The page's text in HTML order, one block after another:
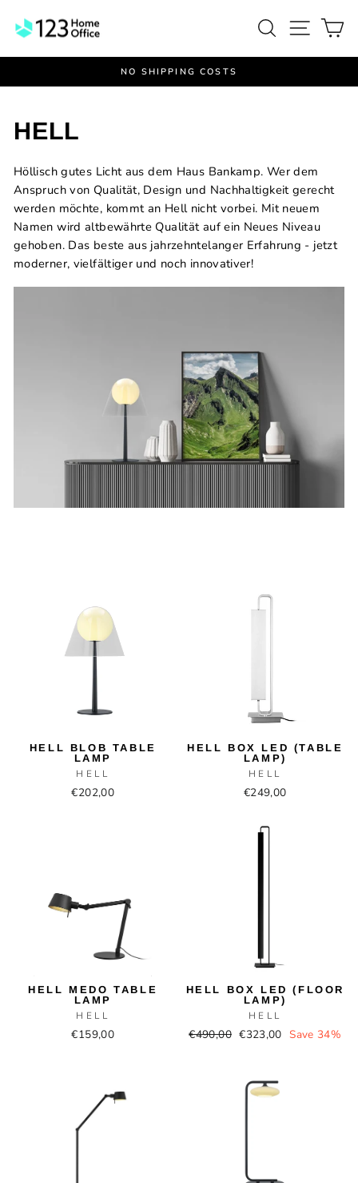
SearchSite
Pause
NO SHIPPING COSTS
HELL
Höllisch gutes Licht aus dem Haus Bankamp. Wer dem
Anspruch von Qualität, Design und Nachhaltigkeit gerecht
werden möchte, kommt an Hell nicht vorbei. Mit neuem
Namen wird altbewährte Qualität auf ein Neues Niveau
gehoben. Das beste aus jahrzehntelanger Erfahrung - jetzt
moderner, vielfältiger und noch innovativer!
HELL BLOB TABLE
LAMP
HELL
€202,00
HELL BOX LED (TABLE
LAMP)
HELL
€249,00
HELL MEDO TABLE
LAMP
HELL
€159,00
HELL BOX LED (FLOOR
LAMP)
HELL
Regular
€490,00 Sale
€323,00 Save 34%